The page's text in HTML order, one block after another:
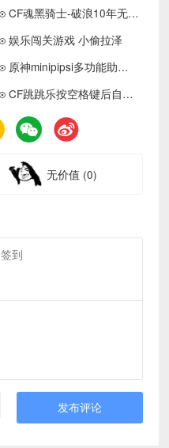
CF魂黑骑士-破浪10年无后+换肤rez
娱乐闯关游戏 小偷拉泽
原神minipipsi多功能助手0.11.4国际服下载 更新置顶
CF跳跳乐按空格键后自动按蹲键
无价值 (0)
签到
发布评论